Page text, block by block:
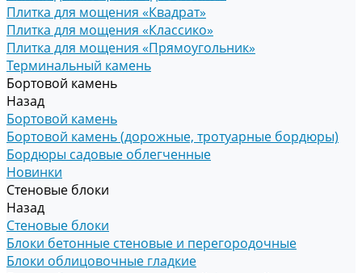
Плитка для мощения «Квадрат»
Плитка для мощения «Классико»
Плитка для мощения «Прямоугольник»
Терминальный камень
Бортовой камень
Назад
Бортовой камень
Бортовой камень (дорожные, тротуарные бордюры)
Бордюры садовые облегченные
Новинки
Стеновые блоки
Назад
Стеновые блоки
Блоки бетонные стеновые и перегородочные
Блоки облицовочные гладкие